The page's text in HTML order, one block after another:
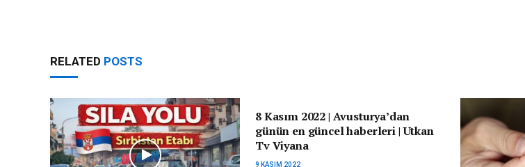
RELATED POSTS
8 Kasım 2022 | Avusturya’dan
günün en güncel haberleri | Utkan
Tv Viyana
9 KASIM 2022